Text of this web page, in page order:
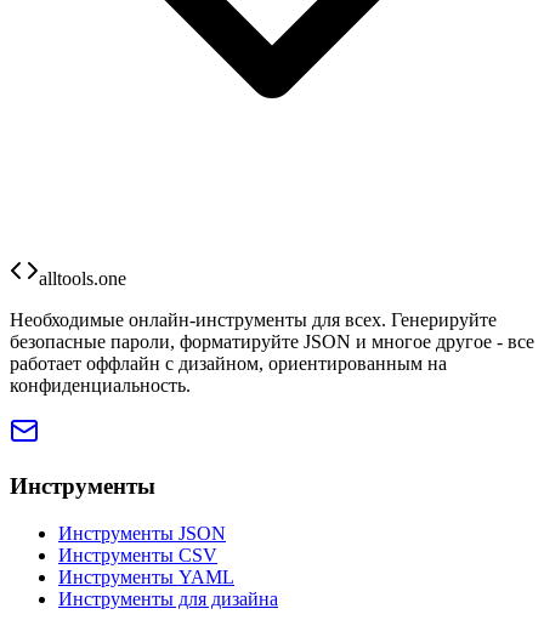
alltools.one
Необходимые онлайн-инструменты для всех. Генерируйте
безопасные пароли, форматируйте JSON и многое другое - все
работает оффлайн с дизайном, ориентированным на
конфиденциальность.
Инструменты
Инструменты JSON
Инструменты CSV
Инструменты YAML
Инструменты для дизайна